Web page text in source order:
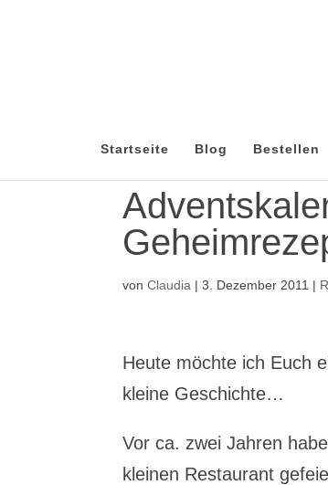
Startseite Blog Bestellen
vonClaudia |3. Dezember 2011 |
Heute möchte ich Euch
kleine Geschichte…
Vor ca. zwei Jahren
kleinen Restaurant